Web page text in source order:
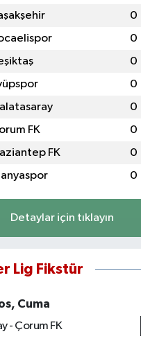
0
0
0
0
0
FK 0
FK 0
0
Detaylar için tıklayın
Lig Fikstür
Cuma
- Çorum FK